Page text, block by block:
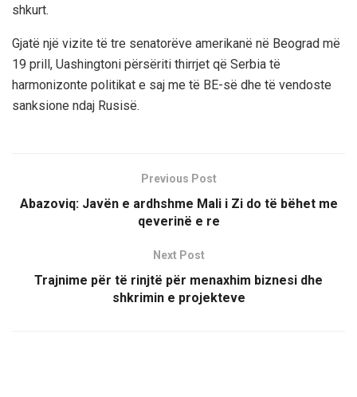
shkurt.
Gjatë një vizite të tre senatorëve amerikanë në Beograd më
19 prill, Uashingtoni përsëriti thirrjet që Serbia të
harmonizonte politikat e saj me të BE-së dhe të vendoste
sanksione ndaj Rusisë.
Previous Post
Abazoviq: Javën e ardhshme Mali i Zi do të bëhet me
qeverinë e re
Next Post
Trajnime për të rinjtë për menaxhim biznesi dhe
shkrimin e projekteve